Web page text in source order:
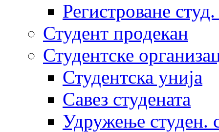
Регистроване
Студент продекан
Студентске
Студентска унија
Савез студената
Удружење студен.